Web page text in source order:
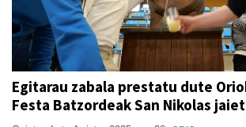
Egitarau zabala prestatu dute
Festa Batzordeak San Nikolas